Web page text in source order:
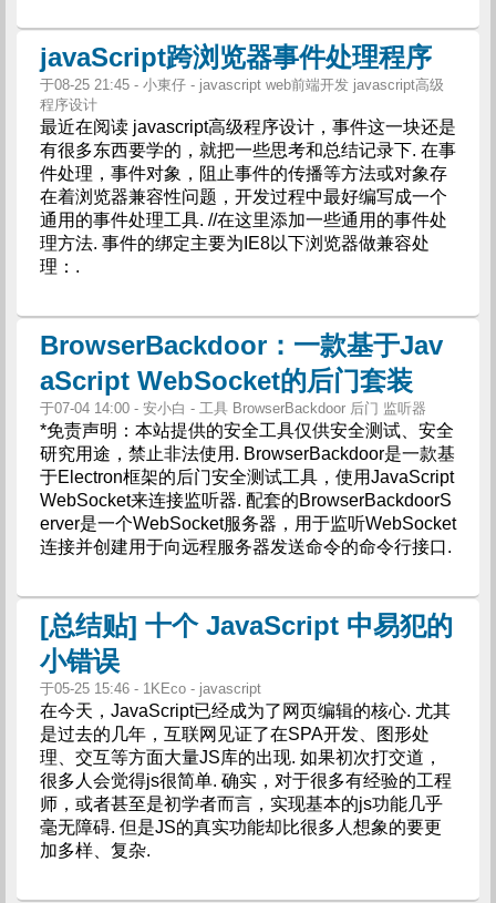
javaScript跨浏览器事件处理程序
于08-25 21:45 - 小東仔 - javascript web前端开发 javascript高级
程序设计
最近在阅读 javascript高级程序设计，事件这一块还是
有很多东西要学的，就把一些思考和总结记录下. 在事
件处理，事件对象，阻止事件的传播等方法或对象存
在着浏览器兼容性问题，开发过程中最好编写成一个
通用的事件处理工具. //在这里添加一些通用的事件处
理方法. 事件的绑定主要为IE8以下浏览器做兼容处
理：.
BrowserBackdoor：一款基于Jav
aScript WebSocket的后门套装
于07-04 14:00 - 安小白 - 工具 BrowserBackdoor 后门 监听器
*免责声明：本站提供的安全工具仅供安全测试、安全
研究用途，禁止非法使用. BrowserBackdoor是一款基
于Electron框架的后门安全测试工具，使用JavaScript
WebSocket来连接监听器. 配套的BrowserBackdoorS
erver是一个WebSocket服务器，用于监听WebSocket
连接并创建用于向远程服务器发送命令的命令行接口.
[总结贴] 十个 JavaScript 中易犯的
小错误
于05-25 15:46 - 1KEco - javascript
在今天，JavaScript已经成为了网页编辑的核心. 尤其
是过去的几年，互联网见证了在SPA开发、图形处
理、交互等方面大量JS库的出现. 如果初次打交道，
很多人会觉得js很简单. 确实，对于很多有经验的工程
师，或者甚至是初学者而言，实现基本的js功能几乎
毫无障碍. 但是JS的真实功能却比很多人想象的要更
加多样、复杂.